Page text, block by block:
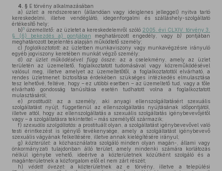
4. § E törvény alkalmazásában
a) üzlet: a rendszeresen (állandóan vagy ideiglenes jelleggel) nyitva tartó
kereskedelmi, illetve vendéglátó, idegenforgalmi és szálláshely-szolgáltató
értékesítő hely;
b)5 üzemeltető: az üzletet a kereskedelemről szóló 2005. évi CLXIV. törvény 3.
§ (6) bekezdés a) pontjában meghatározott engedély, vagyb) pontjában
meghatározott bejelentés alapján működtető személy;
c) foglalkoztatott: az üzletben munkaviszony vagy munkavégzésre irányuló
egyéb jogviszony keretében munkát végző személy;
d)
az üzlet működésével függ össze: az a cselekmény, amely az üzlet
területén az üzemeltető, foglalkoztatott tudomásával vagy közreműködésével
valósul meg, illetve amelyet az üzemeltetőtől, a foglalkoztatottól elvárható, a
rendes üzletmenet biztosítása érdekében szükséges intézkedés elmulasztása
tesz lehetővé, feltéve, hogy – ez utóbbi esetben – az üzemeltető tud, vagy a tőle
elvárható gondosság tanúsítása esetén tudhatott volna a foglalkoztatott
mulasztásáról;
e)
prostituált: az a személy, aki anyagi ellenszolgáltatásért szexuális
szolgáltatást nyújt, függetlenül az ellenszolgáltatás nyújtásának időpontjától,
illetve attól, hogy az ellenszolgáltatás a szexuális szolgáltatás igénybevevőjétől
vagy – a szolgáltatásra tekintettel – más személytől származik;
f) szexuális szolgáltatás: a prostituált olyan, a szolgáltatást igénybevevővel való
testi érintkezést is igénylő tevékenysége, amely a szolgáltatást igénybevevő
szexuális vágyának felkeltésére, illetve annak kielégítésére irányul;
g) közterület: a közhasználatra szolgáló minden olyan magán-, állami vagy
önkormányzati tulajdonban álló terület, amely mindenki számára korlátozás
nélkül igénybe vehető, ideértve a közterületnek közútként szolgáló és a
magánterületnek a közforgalom elől el nem zárt részét;
h)
védett övezet: a közterületnek az e törvény, illetve a települési